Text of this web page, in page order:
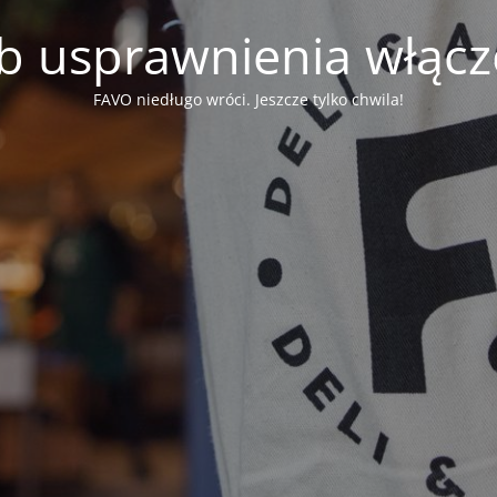
usprawnienia
FAVO niedługo wróci. Jeszcze tylko chwila!